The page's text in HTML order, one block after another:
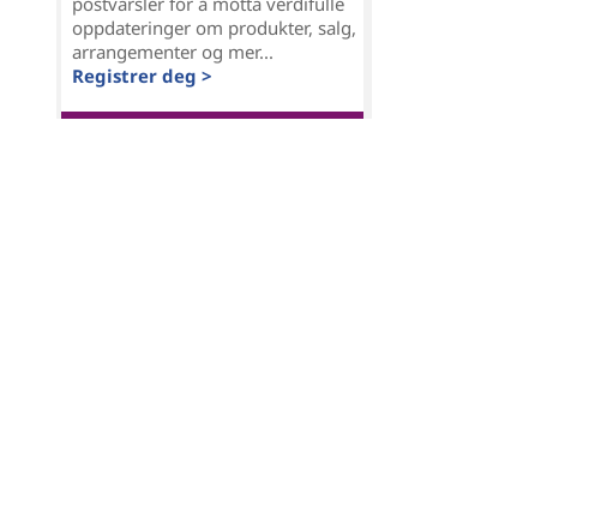
oppdateringer om produkter, salg,
arrangementer og mer...
Registrer deg >